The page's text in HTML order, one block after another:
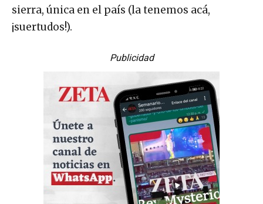
sierra, única en el país (la tenemos acá,
¡suertudos!).
Publicidad